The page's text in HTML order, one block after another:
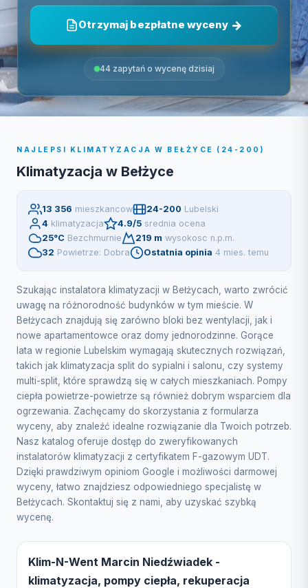
Otrzymaj bezpłatne wyceny
44 zapytań o wycenę dzisiaj
NAJLEPSI KLIMATYZACJA W BEŁŻYCE (24-200)
Klimatyzacja w Bełżyce
13 356 mieszkancow 24-200 Lubelski
4 klimatyzacja 4.9/5 srednia ocena
25°C Bezchmurnie 219 m wysokosc n.p.m.
32 Powietrze: Dobra Ostatnia opinia 4 mies. temu
Szukając instalatora klimatyzacji w Bełżycach, warto zwrócić
uwagę na różnorodność budynków w tym mieście. W
Bełżycach znajdują się zarówno bloki bez wentylacji, jak i
nowe apartamentowce oraz domy jednorodzinne. Gorące
lata w regionie Lubelskim wymagają skutecznych rozwiązań,
takich jak klimatyzacja split do sypialni i salonu, czy systemy
multi-split, które sprawdzą się w całych mieszkaniach. Pompy
ciepła powietrze-powietrze są również dobrym wsparciem dla
ogrzewania. Zachęcamy do skorzystania z formularza
wyceny, aby znaleźć idealne rozwiązanie dla Twoich potrzeb.
Nasz katalog oferuje dostęp do zweryfikowanych
instalatorów klimatyzacji z certyfikatem F-gazowym UDT.
Dzięki prawdziwym opiniom Google i możliwości darmowej
wyceny, łatwo znajdziesz odpowiedniego specjalistę w
Bełżycach. Skontaktuj się z nami, aby uzyskać szybką
wycenę.
Klim-N-Went Marcin Niedźwiadek -
klimatyzacja, pompy ciepła, rekuperacja